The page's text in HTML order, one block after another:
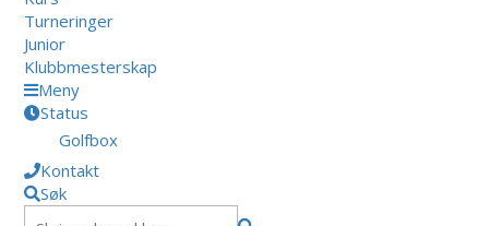
Turneringer
Junior
Klubbmesterskap
Meny
Status
Golfbox
Kontakt
Søk